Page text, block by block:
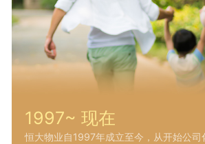
1997~ 现在
恒大物业自1997年成立至今，从开始公司